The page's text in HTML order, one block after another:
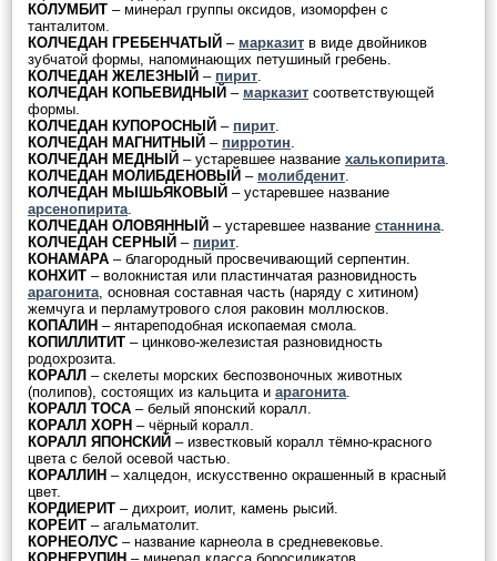
КОЛУМБИТ – минерал группы оксидов, изоморфен с
танталитом.
КОЛЧЕДАН ГРЕБЕНЧАТЫЙ – марказит в виде двойников
зубчатой формы, напоминающих петушиный гребень.
КОЛЧЕДАН ЖЕЛЕЗНЫЙ – пирит.
КОЛЧЕДАН КОПЬЕВИДНЫЙ – марказит соответствующей
формы.
КОЛЧЕДАН КУПОРОСНЫЙ – пирит.
КОЛЧЕДАН МАГНИТНЫЙ – пирротин.
КОЛЧЕДАН МЕДНЫЙ – устаревшее название халькопирита.
КОЛЧЕДАН МОЛИБДЕНОВЫЙ – молибденит.
КОЛЧЕДАН МЫШЬЯКОВЫЙ – устаревшее название
арсенопирита.
КОЛЧЕДАН ОЛОВЯННЫЙ – устаревшее название станнина.
КОЛЧЕДАН СЕРНЫЙ – пирит.
КОНАМАРА – благородный просвечивающий серпентин.
КОНХИТ – волокнистая или пластинчатая разновидность
арагонита, основная составная часть (наряду с хитином)
жемчуга и перламутрового слоя раковин моллюсков.
КОПАЛИН – янтареподобная ископаемая смола.
КОПИЛЛИТИТ – цинково-железистая разновидность
родохрозита.
КОРАЛЛ – скелеты морских беспозвоночных животных
(полипов), состоящих из кальцита и арагонита.
КОРАЛЛ ТОСА – белый японский коралл.
КОРАЛЛ ХОРН – чёрный коралл.
КОРАЛЛ ЯПОНСКИЙ – известковый коралл тёмно-красного
цвета с белой осевой частью.
КОРАЛЛИН – халцедон, искусственно окрашенный в красный
цвет.
КОРДИЕРИТ – дихроит, иолит, камень рысий.
КОРЕИТ – агальматолит.
КОРНЕОЛУС – название карнеола в средневековье.